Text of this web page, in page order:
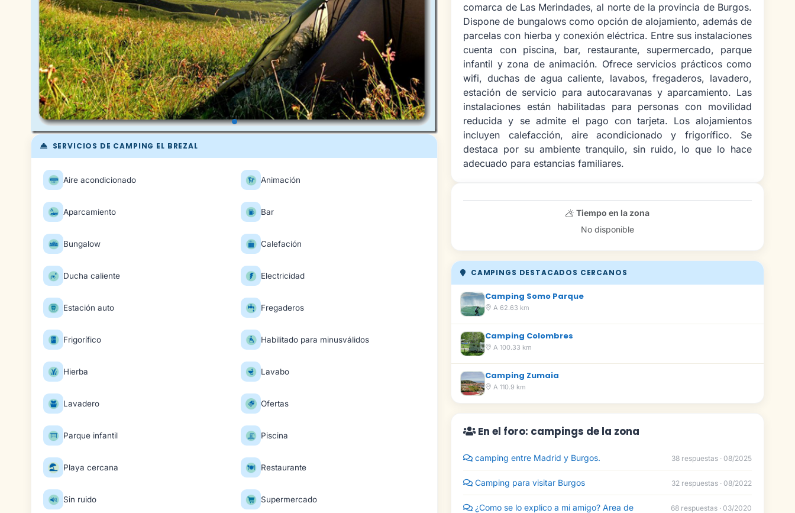
SERVICIOS DE CAMPING EL BREZAL
Aire acondicionado Animación
Aparcamiento Bar
Bungalow Calefación
Ducha caliente Electricidad
Estación auto Fregaderos
Frigorífico Habilitado para minusválidos
Hierba Lavabo
Lavadero Ofertas
Parque infantil Piscina
Playa cercana Restaurante
Sin ruido Supermercado
comarca de Las Merindades, al norte de la provincia de Burgos.
Dispone de bungalows como opción de alojamiento, además de
parcelas con hierba y conexión eléctrica. Entre sus instalaciones
cuenta con piscina, bar, restaurante, supermercado, parque
infantil y zona de animación. Ofrece servicios prácticos como
wifi, duchas de agua caliente, lavabos, fregaderos, lavadero,
estación de servicio para autocaravanas y aparcamiento. Las
instalaciones están habilitadas para personas con movilidad
reducida y se admite el pago con tarjeta. Los alojamientos
incluyen calefacción, aire acondicionado y frigorífico. Se
destaca por su ambiente tranquilo, sin ruido, lo que lo hace
adecuado para estancias familiares.
Tiempo en la zona
No disponible
CAMPINGS DESTACADOS CERCANOS
Camping Somo Parque
A 62.63 km
Camping Colombres
A 100.33 km
Camping Zumaia
A 110.9 km
En el foro: campings de la zona
camping entre Madrid y Burgos. 38 respuestas · 08/2025
Camping para visitar Burgos 32 respuestas · 08/2022
¿Como se lo explico a mi amigo? Area de
68 respuestas · 03/2020